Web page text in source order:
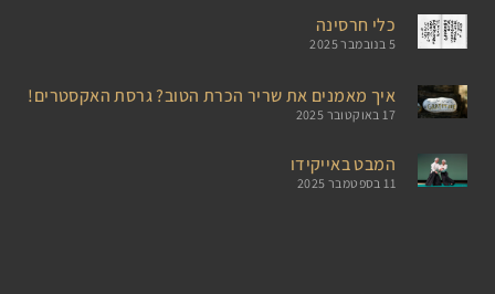
כלי חרסינה
5 בנובמבר 2025
איך מאמנים את שריר הכרת הטוב? גרסת האקסטרים!
17 באוקטובר 2025
המבט באייקידו
11 בספטמבר 2025